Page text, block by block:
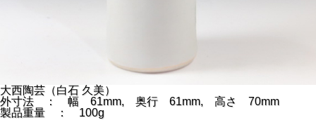
大西陶芸（白石 久美）
外寸法 ： 幅 61mm, 奥行 61mm, 高さ 70mm
製品重量 ： 100g